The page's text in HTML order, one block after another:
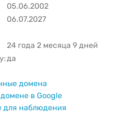
05.06.2002
06.07.2027
24 года 2 месяца 9 дней
да
домена
в Google
для наблюдения